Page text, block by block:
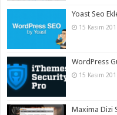
Yoast Seo
15 Kasım
WordPress
15 Kasım
Maxima Dizi